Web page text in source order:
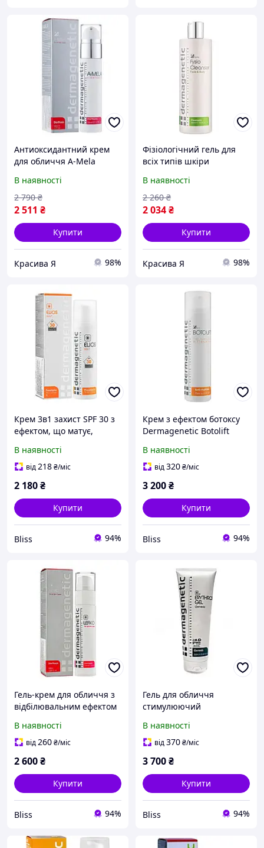
Антиоксидантний крем
для обличчя A-Mela
В наявності
2 511 ₴
2 790 ₴
Купити
Красива Я 98%
Фізіологічний гель для
всіх типів шкіри
cleanser 400 мл
В наявності
2 034₴
2 260 ₴
Купити
Красива Я 98%
Крем 3в1 захист SPF 30 з
ефектом, що матує,
SPF 30 3in1 UVA/UVB 75 мл
В наявності
від218₴/міс
2 180₴
Купити
Bliss 94%
Крем з ефектом ботоксу
Dermagenetic Botolift
В наявності
від320₴/міс
3 200₴
Купити
Bliss 94%
Гель-крем для обличчя з
відбілювальним ефектом
Repair Lefko Cream
В наявності
від260₴/міс
2 600₴
Купити
Bliss 94%
Гель для обличчя
стимулюючий
В наявності
від370₴/міс
3 700₴
Купити
Bliss 94%